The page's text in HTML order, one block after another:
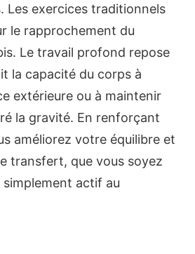
Les exercices traditionnels
le rapprochement du
Le travail profond repose
la capacité du corps à
extérieure ou à maintenir
la gravité. En renforçant
améliorez votre équilibre et
transfert, que vous soyez
simplement actif au